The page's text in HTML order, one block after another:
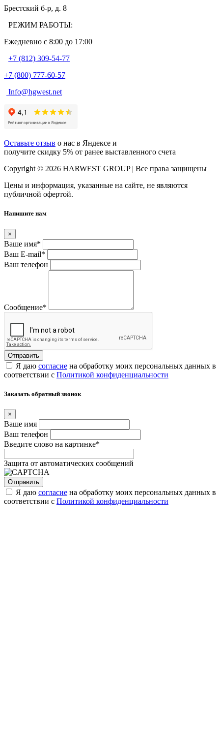
Брестский б-р, д. 8
РЕЖИМ РАБОТЫ:
Ежедневно c 8:00 до 17:00
+7 (812) 309-54-77
+7 (800) 777-60-57
Info@hgwest.net
Оставьте отзыв о нас в Яндексе и
получите скидку 5% от ранее выставленного счета
Copyright © 2026 HARWEST GROUP | Все права защищены
Цены и информация, указанные на сайте, не являются
публичной офертой.
Напишите нам
×
Ваше имя*
Ваш E-mail*
Ваш телефон
Сообщение*
Я даю согласие на обработку моих персональных данных в
соответствии с Политикой конфиденциальности
Заказать обратный звонок
×
Ваше имя
Ваш телефон
Введите слово на картинке*
Защита от автоматических сообщений
Я даю согласие на обработку моих персональных данных в
соответствии с Политикой конфиденциальности